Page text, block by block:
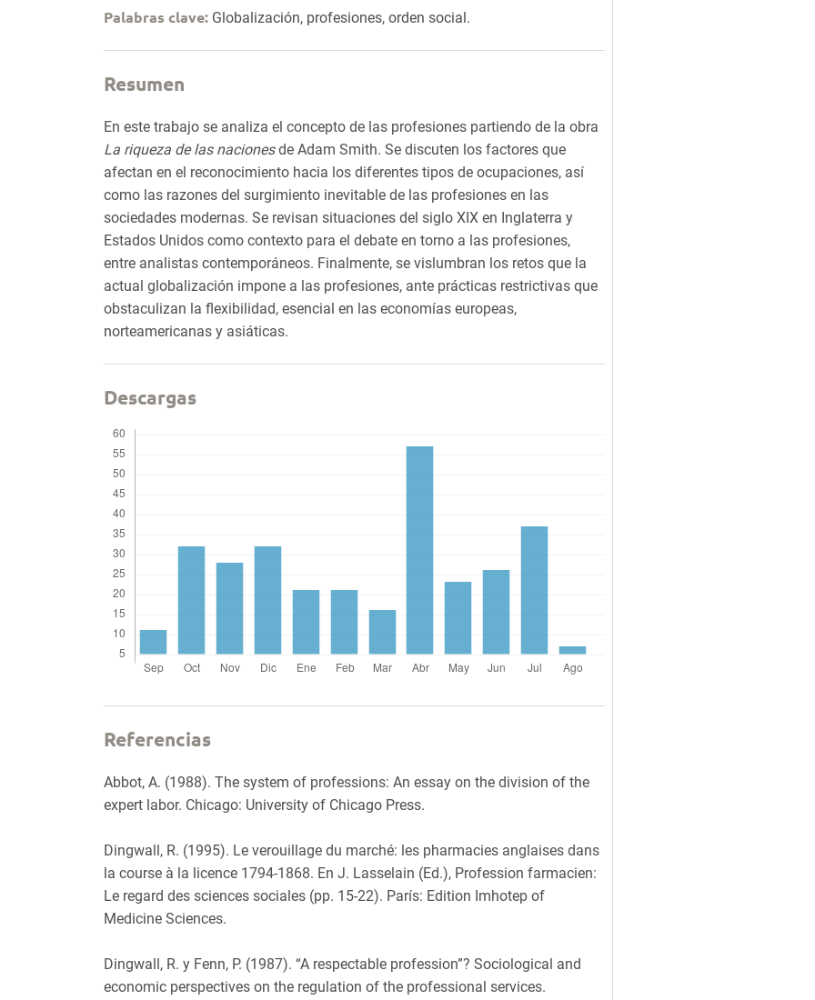
Palabras clave: Globalización, profesiones, orden social.
Resumen
En este trabajo se analiza el concepto de las profesiones partiendo de la obra
La riqueza de las nacionesde Adam Smith. Se discuten los factores que
afectan en el reconocimiento hacia los diferentes tipos de ocupaciones, así
como las razones del surgimiento inevitable de las profesiones en las
sociedades modernas. Se revisan situaciones del siglo XIX en Inglaterra y
Estados Unidos como contexto para el debate en torno a las profesiones,
entre analistas contemporáneos. Finalmente, se vislumbran los retos que la
actual globalización impone a las profesiones, ante prácticas restrictivas que
obstaculizan la flexibilidad, esencial en las economías europeas,
norteamericanas y asiáticas.
Descargas
Referencias
Abbot, A. (1988). The system of professions: An essay on the division of the
expert labor. Chicago: University of Chicago Press.
Dingwall, R. (1995). Le verouillage du marché: les pharmacies anglaises dans
la course à la licence 1794-1868. En J. Lasselain (Ed.), Profession farmacien:
Le regard des sciences sociales (pp. 15-22). París: Edition Imhotep of
Medicine Sciences.
Dingwall, R. y Fenn, P. (1987). “A respectable profession”? Sociological and
economic perspectives on the regulation of the professional services.